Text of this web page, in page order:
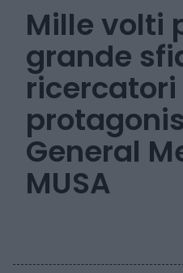
Mille volti
grande
ricercatori
General
MUSA